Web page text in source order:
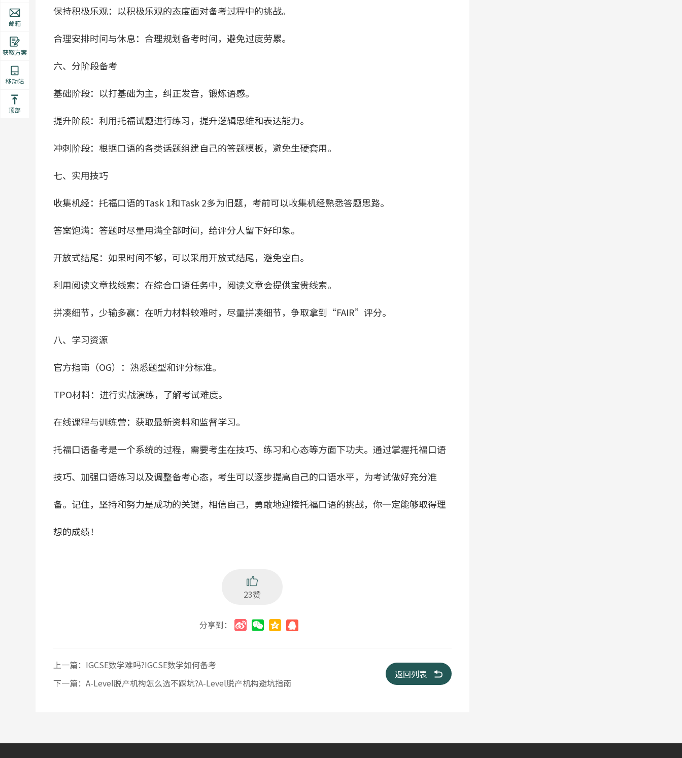
保持积极乐观：以积极乐观的态度面对备考过程中的挑战。
合理安排时间与休息：合理规划备考时间，避免过度劳累。
六、分阶段备考
基础阶段：以打基础为主，纠正发音，锻炼语感。
提升阶段：利用托福试题进行练习，提升逻辑思维和表达能力。
冲刺阶段：根据口语的各类话题组建自己的答题模板，避免生硬套用。
七、实用技巧
收集机经：托福口语的Task 1和Task 2多为旧题，考前可以收集机经熟悉答题思路。
答案饱满：答题时尽量用满全部时间，给评分人留下好印象。
开放式结尾：如果时间不够，可以采用开放式结尾，避免空白。
利用阅读文章找线索：在综合口语任务中，阅读文章会提供宝贵线索。
拼凑细节，少输多赢：在听力材料较难时，尽量拼凑细节，争取拿到“FAIR”评分。
八、学习资源
官方指南（OG）：熟悉题型和评分标准。
TPO材料：进行实战演练，了解考试难度。
在线课程与训练营：获取最新资料和监督学习。
托福口语备考是一个系统的过程，需要考生在技巧、练习和心态等方面下功夫。通过掌握托福口语
技巧、加强口语练习以及调整备考心态，考生可以逐步提高自己的口语水平，为考试做好充分准
备。记住，坚持和努力是成功的关键，相信自己，勇敢地迎接托福口语的挑战，你一定能够取得理
想的成绩！
23赞
分享到：
上一篇： IGCSE数学难吗?IGCSE数学如何备考
下一篇： A-Level脱产机构怎么选不踩坑?A-Level脱产机构避坑指南
返回列表
邮箱
获取方案
移动站
顶部